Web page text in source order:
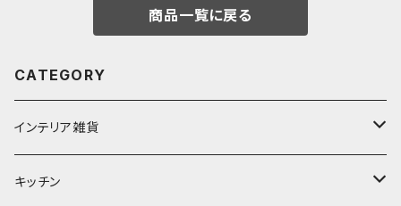
商品一覧に戻る
CATEGORY
インテリア雑貨
置物・オブジェ
キッチン